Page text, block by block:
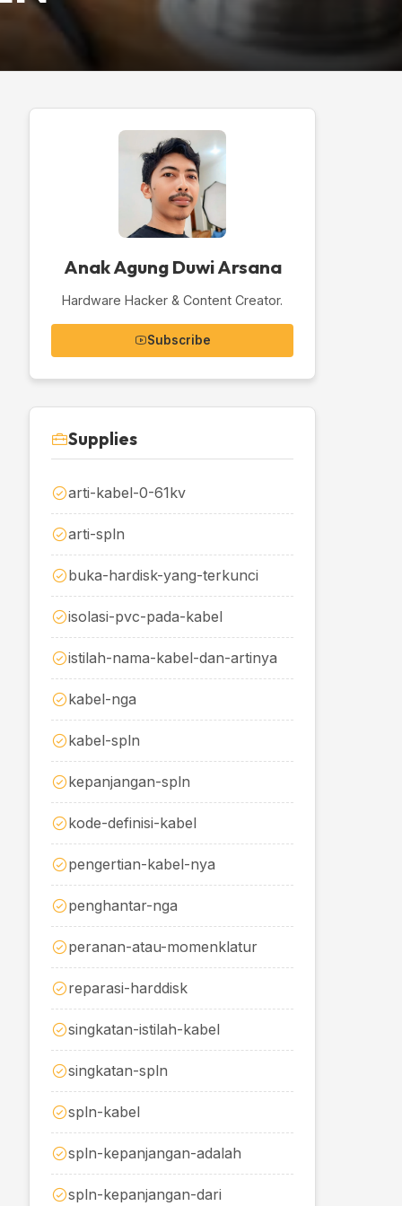
Anak Agung Duwi Arsana
Hardware Hacker & Content Creator.
Subscribe
Supplies
arti-kabel-0-61kv
arti-spln
buka-hardisk-yang-terkunci
isolasi-pvc-pada-kabel
istilah-nama-kabel-dan-artinya
kabel-nga
kabel-spln
kepanjangan-spln
kode-definisi-kabel
pengertian-kabel-nya
penghantar-nga
peranan-atau-momenklatur
reparasi-harddisk
singkatan-istilah-kabel
singkatan-spln
spln-kabel
spln-kepanjangan-adalah
spln-kepanjangan-dari